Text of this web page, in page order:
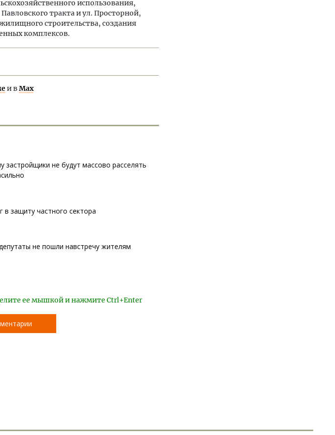
использования,
тракта и ул. Просторной,
строительства, создания
комплексов.
и вMax
застройщики не будут массово расселять
в защиту частного сектора
не пошли навстречу жителям
ее мышкой и нажмите Ctrl+Enter